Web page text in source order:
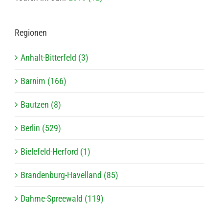
Regio­nen
Anhalt-Bitterfeld (3)
Barnim (166)
Bautzen (8)
Berlin (529)
Bielefeld-Herford (1)
Brandenburg-Havelland (85)
Dahme-Spreewald (119)